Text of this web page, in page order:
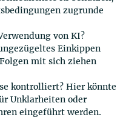
zugrunde
von KI?
Einkippen
mit sich ziehen
kontrolliert? Hier könnte
Unklarheiten oder
eingeführt werden.